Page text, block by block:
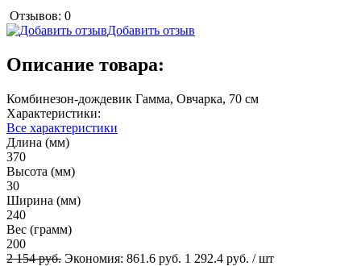
Отзывов: 0
Добавить отзыв
Описание товара:
Комбинезон-дождевик Гамма, Овчарка, 70 см
Характеристики:
Все характеристики
Длина (мм)
370
Высота (мм)
30
Ширина (мм)
240
Вес (грамм)
200
2 154руб. Экономия: 861.6 руб. 1 292.4 руб. / шт